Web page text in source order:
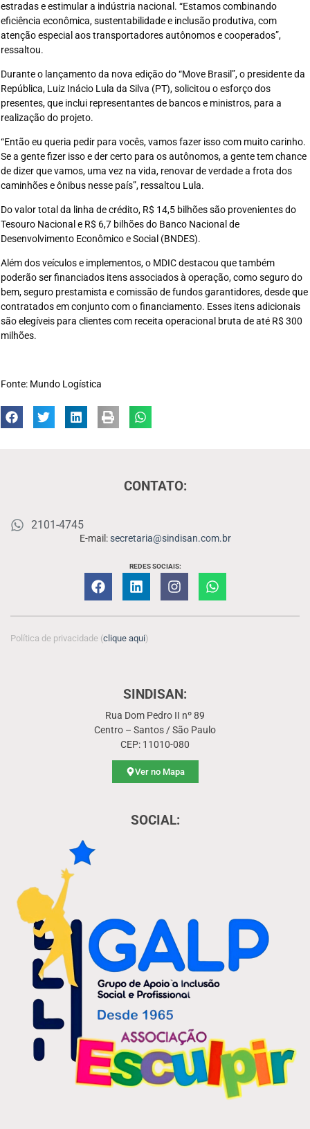
estradas e estimular a indústria nacional. “Estamos combinando
eficiência econômica, sustentabilidade e inclusão produtiva, com
atenção especial aos transportadores autônomos e cooperados”,
ressaltou.
Durante o lançamento da nova edição do “Move Brasil”, o presidente da
República, Luiz Inácio Lula da Silva (PT), solicitou o esforço dos
presentes, que inclui representantes de bancos e ministros, para a
realização do projeto.
“Então eu queria pedir para vocês, vamos fazer isso com muito carinho.
Se a gente fizer isso e der certo para os autônomos, a gente tem chance
de dizer que vamos, uma vez na vida, renovar de verdade a frota dos
caminhões e ônibus nesse país”, ressaltou Lula.
Do valor total da linha de crédito, R$ 14,5 bilhões são provenientes do
Tesouro Nacional e R$ 6,7 bilhões do Banco Nacional de
Desenvolvimento Econômico e Social (BNDES).
Além dos veículos e implementos, o MDIC destacou que também
poderão ser financiados itens associados à operação, como seguro do
bem, seguro prestamista e comissão de fundos garantidores, desde que
contratados em conjunto com o financiamento. Esses itens adicionais
são elegíveis para clientes com receita operacional bruta de até R$ 300
milhões.
Fonte: Mundo Logística
CONTATO:
2101-4745
E-mail:secretaria@sindisan.com.br
REDES SOCIAIS:
Política de privacidade (clique aqui)
SINDISAN:
Rua Dom Pedro II nº 89
Centro – Santos / São Paulo
CEP: 11010-080
Ver no Mapa
SOCIAL: